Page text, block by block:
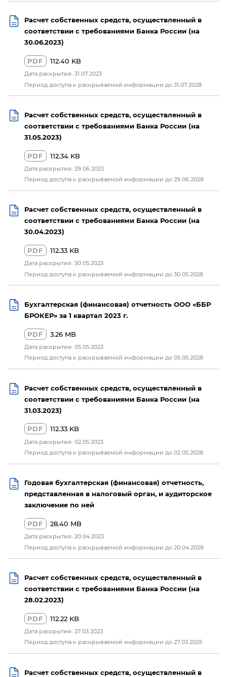
Расчет собственных средств, осуществленный в
соответствии с требованиями Банка России (на
30.06.2023)
PDF 112.40 KB
Дата раскрытия: 31.07.2023
Период доступа к раскрываемой информации до 31.07.2028
Расчет собственных средств, осуществленный в
соответствии с требованиями Банка России (на
31.05.2023)
PDF 112.34 KB
Дата раскрытия: 29.06.2023
Период доступа к раскрываемой информации до 29.06.2028
Расчет собственных средств, осуществленный в
соответствии с требованиями Банка России (на
30.04.2023)
PDF 112.33 KB
Дата раскрытия: 30.05.2023
Период доступа к раскрываемой информации до 30.05.2028
Бухгалтерская (финансовая) отчетность ООО «ББР
БРОКЕР» за 1 квартал 2023 г.
PDF 3.26 MB
Дата раскрытия: 05.05.2023
Период доступа к раскрываемой информации до 05.05.2028
Расчет собственных средств, осуществленный в
соответствии с требованиями Банка России (на
31.03.2023)
PDF 112.33 KB
Дата раскрытия: 02.05.2023
Период доступа к раскрываемой информации до 02.05.2028
Годовая бухгалтерская (финансовая) отчетность,
представленная в налоговый орган, и аудиторское
заключение по ней
PDF 28.40 MB
Дата раскрытия: 20.04.2023
Период доступа к раскрываемой информации до 20.04.2028
Расчет собственных средств, осуществленный в
соответствии с требованиями Банка России (на
28.02.2023)
PDF 112.22 KB
Дата раскрытия: 27.03.2023
Период доступа к раскрываемой информации до 27.03.2025
Расчет собственных средств, осуществленный в